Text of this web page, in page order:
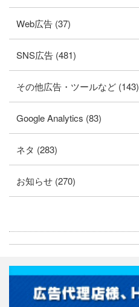
Web広告 (37)
SNS広告 (481)
その他広告・ツールなど (143)
Google Analytics (83)
ネタ (283)
お知らせ (270)